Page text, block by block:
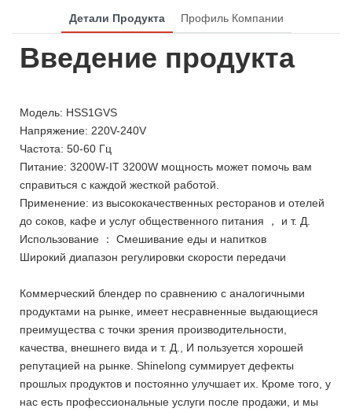
Детали Продукта Профиль Компании
Введение продукта
Модель: HSS1GVS
Напряжение: 220V-240V
Частота: 50-60 Гц
Питание: 3200W-IT 3200W мощность может помочь вам
справиться с каждой жесткой работой.
Применение: из высококачественных ресторанов и отелей
до соков, кафе и услуг общественного питания ， и т. Д.
Использование ： Смешивание еды и напитков
Широкий диапазон регулировки скорости передачи
Коммерческий блендер по сравнению с аналогичными
продуктами на рынке, имеет несравненные выдающиеся
преимущества с точки зрения производительности,
качества, внешнего вида и т. Д., И пользуется хорошей
репутацией на рынке. Shinelong суммирует дефекты
прошлых продуктов и постоянно улучшает их. Кроме того, у
нас есть профессиональные услуги после продажи, и мы